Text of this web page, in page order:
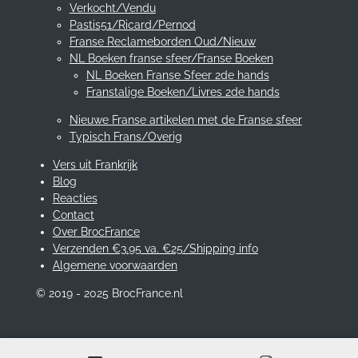
Verkocht/Vendu
Pastis51/Ricard/Pernod
Franse Reclameborden Oud/Nieuw
NL Boeken franse sfeer/Franse Boeken
NL Boeken Franse Sfeer 2de hands
Franstalige Boeken/Livres 2de hands
Nieuwe Franse artikelen met de Franse sfeer
Typisch Frans/Overig
Vers uit Frankrijk
Blog
Reacties
Contact
Over BrocFrance
Verzenden €3.95 va. €25/Shipping info
Algemene voorwaarden
© 2019 - 2025 BrocFrance.nl